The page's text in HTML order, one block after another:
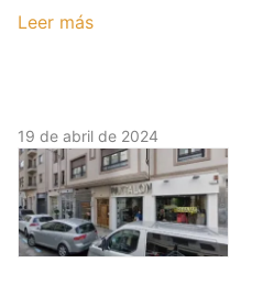
Leer más
19 de abril de 2024